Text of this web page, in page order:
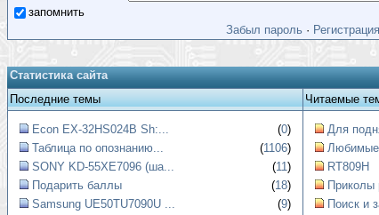
запомнить
Забыл пароль · Регистрация
Статистика сайта
Последние темы
Читаемые
Econ EX-32HS024B Sh:... (0)
Таблица по опознанию...
(1106)
SONY KD-55XE7096 (ша...
(11)
Подарить баллы
(18)
Samsung UE50TU7090U ...
(9)
Для
Любимые
RT809H
Приколы
Поиск и